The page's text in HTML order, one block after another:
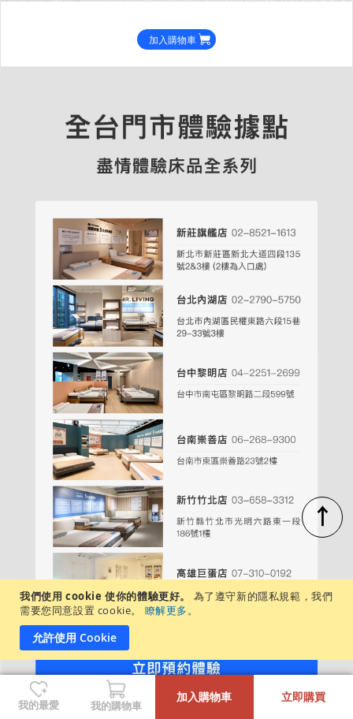
我們使用 cookie 使你的體驗更好。
為了遵守新的隱私規範，我們
需要您同意設置 cookie。
瞭解更多。
允許使用 Cookie
加入購物車
週一至週日，每日營業時間：11:00－20:00
各店展示商品不盡相同，建議先致電/私訊詢問
↑
我的最愛 我的購物車
加入購物車 立即購買
+
-